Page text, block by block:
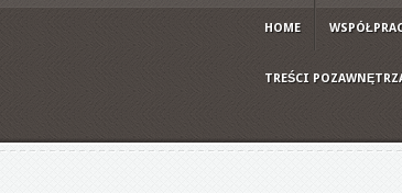
HOME
TREŚCI